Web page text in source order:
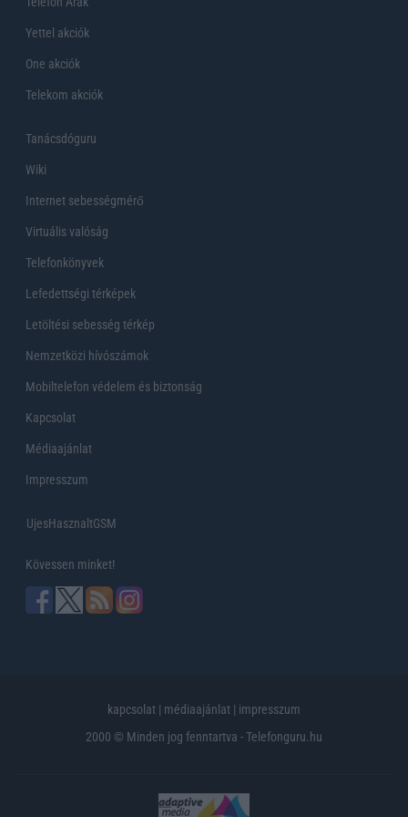
Yettel akciók
One akciók
Telekom akciók
Tanácsdóguru
Wiki
Internet sebességmérő
Virtuális valóság
Telefonkönyvek
Lefedettségi térképek
Letöltési sebesség térkép
Nemzetközi hívószámok
Mobiltelefon védelem és biztonság
Kapcsolat
Médiaajánlat
Impresszum
UjesHasznaltGSM
Kövessen minket!
kapcsolat | médiaajánlat | impresszum
2000 © Minden jog fenntartva - Telefonguru.hu